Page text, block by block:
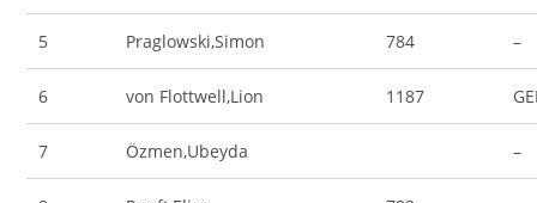
5 Praglowski,Simon 784 –
6 von Flottwell,Lion 1187
7 Özmen,Ubeyda –